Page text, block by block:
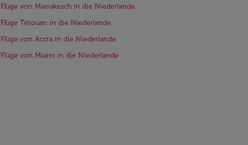
Flüge von Marrakesch in die Niederlande
Flüge Tétouan in die Niederlande
Flüge von Accra in die Niederlande
Flüge von Miami in die Niederlande